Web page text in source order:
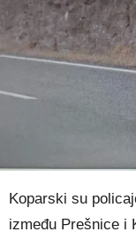
Koparski su
između Prešnice i